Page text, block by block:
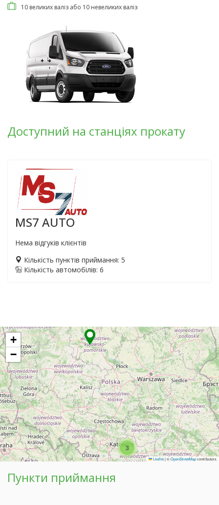
10 великих валіз або 10 невеликих валіз
Доступний на станціях прокату
MS7 AUTO
Нема відгуків клієнтів
Кількість пунктів приймання: 5
Кількість автомобілів: 6
3
+
−
Leaflet|©OpenStreetMapcontributors
Пункти приймання